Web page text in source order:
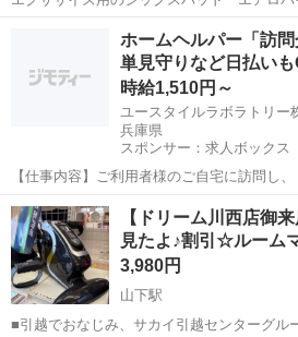
んが、使用に問題なくエクササイズできます
広野ゴルフ場前駅
フィットネス、トレーニング
ホームヘルパー「訪
単見守りなど日払い
時給1,510円～
ユースタイルラボラトリー
兵庫県
スポンサー：求人ボックス
【仕事内容】ご利用者様のご自宅に訪問し
を行う 訪問介護のお仕事です! 未経験から
な内容 ・見守り ・食事介助 ・身の回りの
・痰の吸引 ・身体を清潔に...
アルバイト・パート
【ドリーム川西店御
見たよ♪割引☆ルーム
3,980円
山下駅
■引越でおなじみ、サカイ引越センターグル